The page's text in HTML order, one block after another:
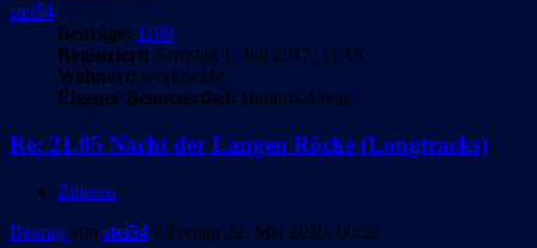
stei54
Beiträge: 1189
Registriert: Samstag 1. Juli 2017, 11:16
Wohnort: worldwide
Eigener Benutzertitel: Hendrix-Freak
Re: 21.05 Nacht der Langen Röcke (Longtracks)
Zitieren
Beitrag von stei54 » Freitag 22. Mai 2020, 00:22